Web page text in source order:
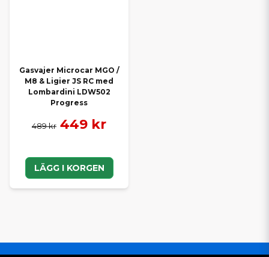
Gasvajer Microcar MGO /
M8 & Ligier JS RC med
Lombardini LDW502
Progress
489 kr 449 kr
LÄGG I KORGEN